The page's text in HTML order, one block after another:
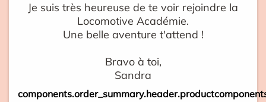
Je suis très heureuse de te voir rejoindre la
Locomotive Académie.
Une belle aventure t'attend !
Bravo à toi,
Sandra
components.order_summary.header.product